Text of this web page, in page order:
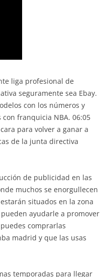
liga profesional de
seguramente sea Ebay.
con los números y
franquicia NBA. 06:05
para volver a ganar a
de la junta directiva
de publicidad en las
muchos se enorgullecen
situados en la zona
ayudarle a promover
comprarlas
madrid y que las usas
temporadas para llegar